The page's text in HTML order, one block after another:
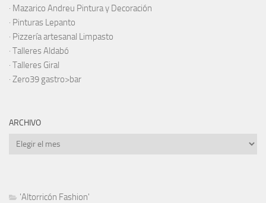
· Mazarico Andreu Pintura y Decoración
· Pinturas Lepanto
· Pizzería artesanal Limpasto
· Talleres Aldabó
· Talleres Giral
· Zero39 gastro>bar
ARCHIVO
Archivo
'Altorricón Fashion'